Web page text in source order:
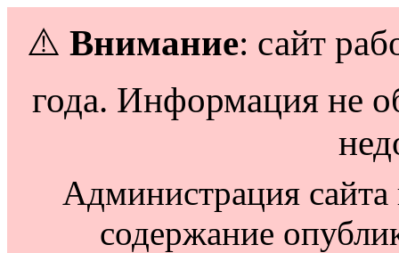
⚠️ Внимание: сайт
года. Информация не
Администрация сайта
содержание